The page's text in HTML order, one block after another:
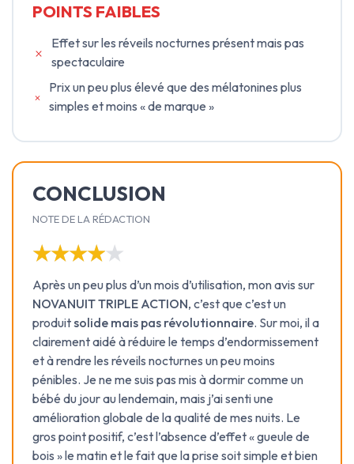
POINTS FAIBLES
Effet sur les réveils nocturnes présent mais pas
spectaculaire
Prix un peu plus élevé que des mélatonines plus
simples et moins « de marque »
CONCLUSION
NOTE DE LA RÉDACTION
★★★★★
★★★★★
Après un peu plus d’un mois d’utilisation, mon avis sur
NOVANUIT TRIPLE ACTION, c’est que c’est un
produitsolide mais pas révolutionnaire. Sur moi, il a
clairement aidé à réduire le temps d’endormissement
et à rendre les réveils nocturnes un peu moins
pénibles. Je ne me suis pas mis à dormir comme un
bébé du jour au lendemain, mais j’ai senti une
amélioration globale de la qualité de mes nuits. Le
gros point positif, c’est l’absence d’effet « gueule de
bois » le matin et le fait que la prise soit simple et bien